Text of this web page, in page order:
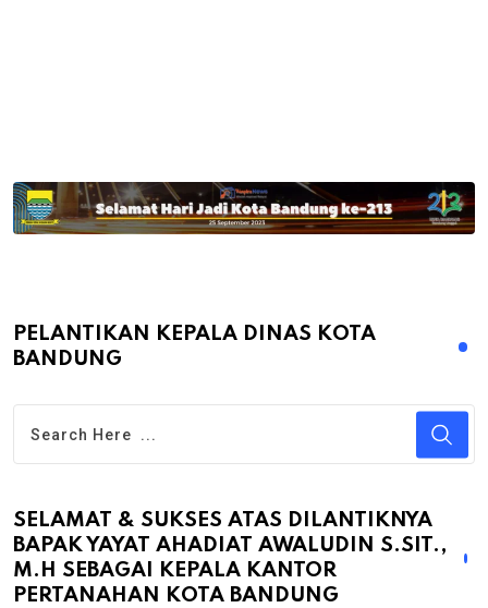
PELANTIKAN KEPALA DINAS KOTA
BANDUNG
SELAMAT & SUKSES ATAS DILANTIKNYA
BAPAK YAYAT AHADIAT AWALUDIN S.SIT.,
M.H SEBAGAI KEPALA KANTOR
PERTANAHAN KOTA BANDUNG